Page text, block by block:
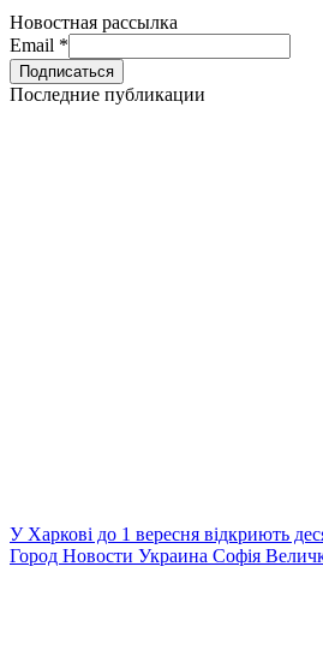
Новостная рассылка
Email *
Последние публикации
У Харкові до 1 вересня відкриють
Город Новости Украина Софія